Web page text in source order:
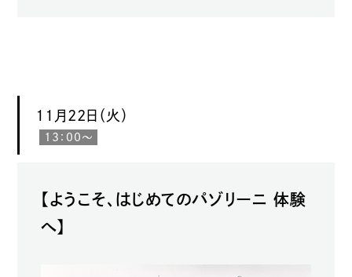
11月22日（火）
13：00〜
【ようこそ、はじめてのパゾリーニ 体験
へ】